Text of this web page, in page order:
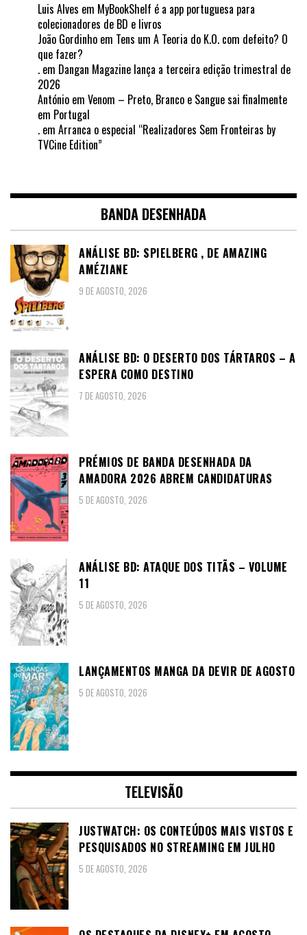
Luis Alves em MyBookShelf é a app portuguesa para
colecionadores de BD e livros
João Gordinho em Tens um A Teoria do K.O. com defeito? O
que fazer?
. em Dangan Magazine lança a terceira edição trimestral de
2026
António em Venom – Preto, Branco e Sangue sai finalmente
em Portugal
. em Arranca o especial “Realizadores Sem Fronteiras by
TVCine Edition”
BANDA DESENHADA
ANÁLISE BD: SPIELBERG , DE AMAZING
AMÉZIANE
9 DE AGOSTO, 2026
ANÁLISE BD: O DESERTO DOS TÁRTAROS – A
ESPERA COMO DESTINO
7 DE AGOSTO, 2026
PRÉMIOS DE BANDA DESENHADA DA
AMADORA 2026 ABREM CANDIDATURAS
5 DE AGOSTO, 2026
ANÁLISE BD: ATAQUE DOS TITÃS – VOLUME
11
5 DE AGOSTO, 2026
LANÇAMENTOS MANGA DA DEVIR DE AGOSTO
5 DE AGOSTO, 2026
TELEVISÃO
JUSTWATCH: OS CONTEÚDOS MAIS VISTOS E
PESQUISADOS NO STREAMING EM JULHO
5 DE AGOSTO, 2026